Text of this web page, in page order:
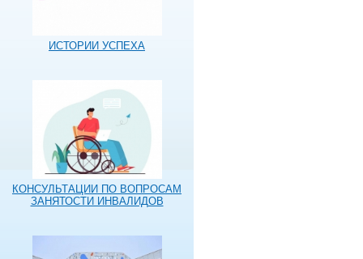
ИСТОРИИ УСПЕХА
КОНСУЛЬТАЦИИ ПО ВОПРОСАМ
ЗАНЯТОСТИ ИНВАЛИДОВ